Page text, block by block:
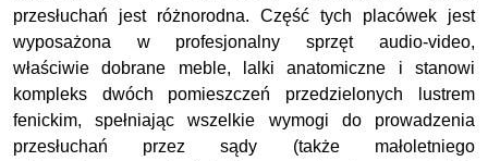
przesłuchań jest różnorodna. Część tych placówek jest
wyposażona w profesjonalny sprzęt audio-video,
właściwie dobrane meble, lalki anatomiczne i stanowi
kompleks dwóch pomieszczeń przedzielonych lustrem
fenickim, spełniając wszelkie wymogi do prowadzenia
przesłuchań przez sądy (także małoletniego